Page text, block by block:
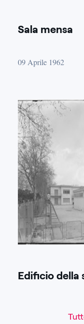
Sala mensa
09 Aprile 1962
Edificio della